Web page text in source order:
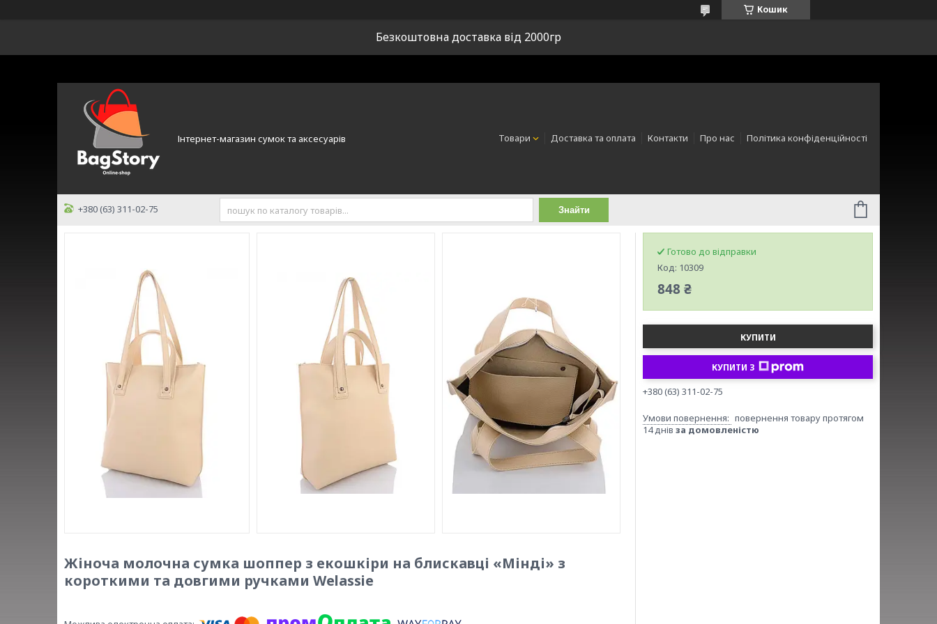
Кошик
Безкоштовна доставка від 2000гр
Інтернет-магазин сумок та аксесуарів Товари Доставка та оплата Контакти Про нас Політика конфіденційності
+380 (63) 311-02-75 Знайти
Жіноча молочна сумка шоппер з екошкіри на блискавці «Мінді» з
короткими та довгими ручками Welassie
Готово до відправки
Код: 10309
848 ₴
КУПИТИ
КУПИТИ З
+380 (63) 311-02-75
повернення товару протягом
14 днів за домовленістю